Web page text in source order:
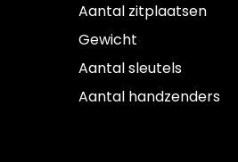
Aantal zitplaatsen
Gewicht
Aantal sleutels
Aantal handzenders